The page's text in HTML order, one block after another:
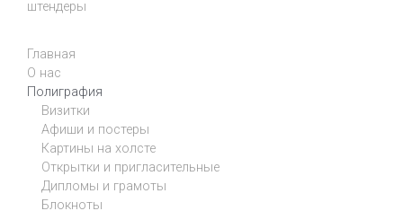
штендеры
Главная
О нас
Полиграфия
Визитки
Афиши и постеры
Картины на холсте
Открытки и пригласительные
Дипломы и грамоты
Блокноты